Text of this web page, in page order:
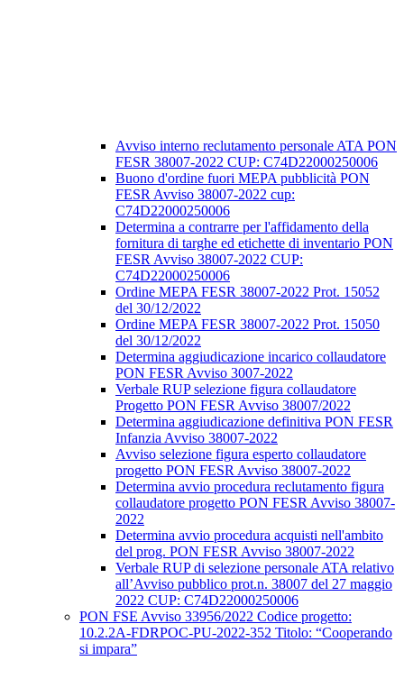
Avviso interno reclutamento personale ATA PON
FESR 38007-2022 CUP: C74D22000250006
Buono d'ordine fuori MEPA pubblicità PON
FESR Avviso 38007-2022 cup:
C74D22000250006
Determina a contrarre per l'affidamento della
fornitura di targhe ed etichette di inventario PON
FESR Avviso 38007-2022 CUP:
C74D22000250006
Ordine MEPA FESR 38007-2022 Prot. 15052
del 30/12/2022
Ordine MEPA FESR 38007-2022 Prot. 15050
del 30/12/2022
Determina aggiudicazione incarico collaudatore
PON FESR Avviso 3007-2022
Verbale RUP selezione figura collaudatore
Progetto PON FESR Avviso 38007/2022
Determina aggiudicazione definitiva PON FESR
Infanzia Avviso 38007-2022
Avviso selezione figura esperto collaudatore
progetto PON FESR Avviso 38007-2022
Determina avvio procedura reclutamento figura
collaudatore progetto PON FESR Avviso 38007-
2022
Determina avvio procedura acquisti nell'ambito
del prog. PON FESR Avviso 38007-2022
Verbale RUP di selezione personale ATA relativo
all’Avviso pubblico prot.n. 38007 del 27 maggio
2022 CUP: C74D22000250006
PON FSE Avviso 33956/2022 Codice progetto:
10.2.2A-FDRPOC-PU-2022-352 Titolo: “Cooperando
si impara”